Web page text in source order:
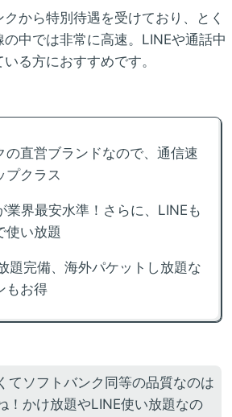
から特別待遇を受けており、とく
中では非常に高速。LINEや通話中
る方におすすめです。
の直営ブランドなので、通信速
プクラス
業界最安水準！さらに、LINEも
使い放題
題完備、海外パケットし放題な
もお得
てソフトバンク同等の品質なのは
！かけ放題やLINE使い放題なの